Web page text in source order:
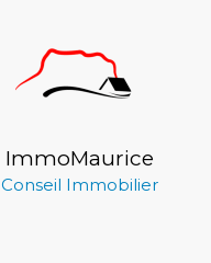
ImmoMaurice
Conseil Immobilier